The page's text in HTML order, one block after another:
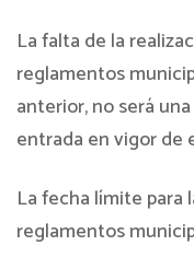
La falta de la
reglamentos
anterior, no será
entrada en vigor de
La fecha límite para
reglamentos